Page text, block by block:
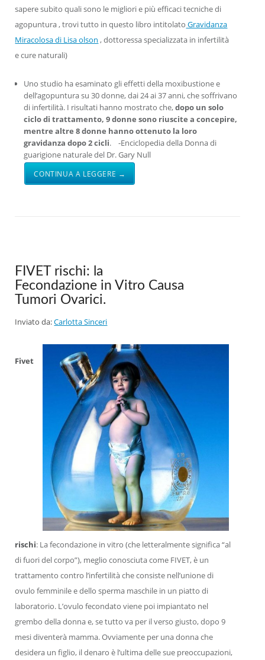
sapere subito quali sono le migliori e più efficaci tecniche di
agopuntura , trovi tutto in questo libro intitolato Gravidanza
Miracolosa di Lisa olson , dottoressa specializzata in infertilità
e cure naturali)
Uno studio ha esaminato gli effetti della moxibustione e
dell’agopuntura su 30 donne, dai 24 ai 37 anni, che soffrivano
di infertilità. I risultati hanno mostrato che,dopo un solo
ciclo di trattamento, 9 donne sono riuscite a concepire,
mentre altre 8 donne hanno ottenuto la loro
gravidanza dopo 2 cicli. -Enciclopedia della Donna di
guarigione naturale del Dr. Gary Null
CONTINUA A LEGGERE →
FIVET rischi: la
Fecondazione in Vitro Causa
Tumori Ovarici.
Inviato da:Carlotta Sinceri
Fivet
rischi: La fecondazione in vitro (che letteralmente significa “al
di fuori del corpo”), meglio conosciuta come FIVET, è un
trattamento contro l’infertilità che consiste nell’unione di
ovulo femminile e dello sperma maschile in un piatto di
laboratorio. L’ovulo fecondato viene poi impiantato nel
grembo della donna e, se tutto va per il verso giusto, dopo 9
mesi diventerà mamma. Ovviamente per una donna che
desidera un figlio, il denaro è l’ultima delle sue preoccupazioni,